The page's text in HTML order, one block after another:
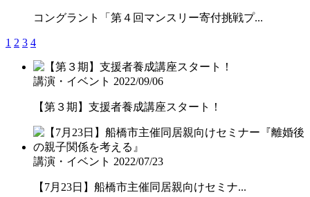
コングラント「第４回マンスリー寄付挑戦プ...
1 2 3 4
講演・イベント 2022/09/06
【第３期】支援者養成講座スタート！
講演・イベント 2022/07/23
【7月23日】船橋市主催同居親向けセミナ...